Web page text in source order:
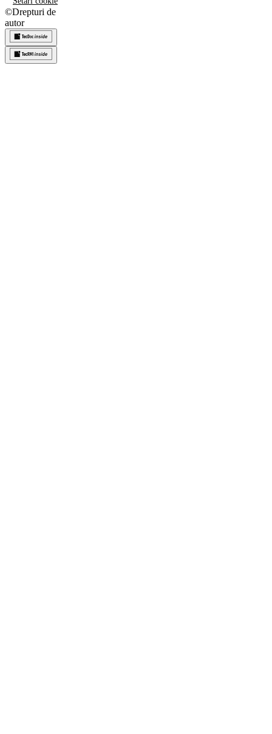
©Drepturi de
autor